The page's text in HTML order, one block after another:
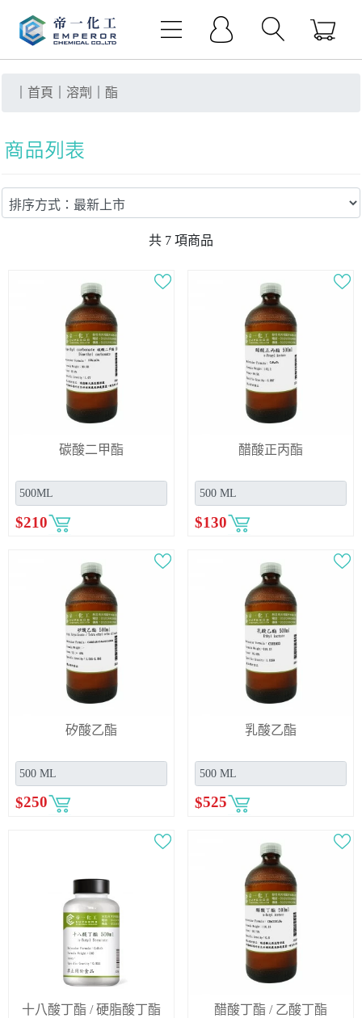
首頁 溶劑 酯
共 7 項商品
碳酸二甲酯
$210
醋酸正丙酯
$130
矽酸乙酯
$250
乳酸乙酯
$525
十八酸丁酯 / 硬脂酸丁酯 醋酸丁酯 / 乙酸丁酯